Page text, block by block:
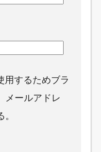
用するためブラ
メールアドレ